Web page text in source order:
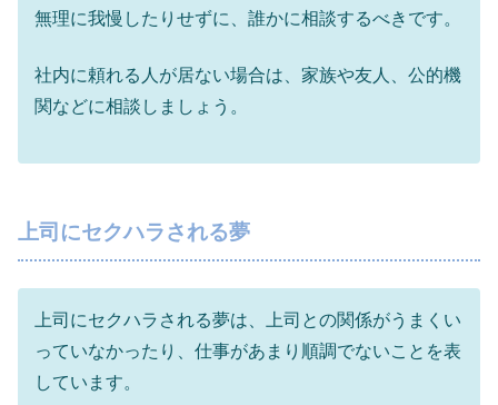
無理に我慢したりせずに、誰かに相談するべきです。
社内に頼れる人が居ない場合は、家族や友人、公的機
関などに相談しましょう。
上司にセクハラされる夢
上司にセクハラされる夢は、上司との関係がうまくい
っていなかったり、仕事があまり順調でないことを表
しています。